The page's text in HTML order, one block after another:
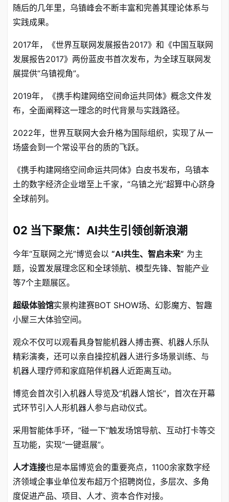
随后的几年里，乌镇峰会不断丰富和完善其理论体系与
实践成果。
2017年，《世界互联网发展报告2017》和《中国互联网
发展报告2017》两份蓝皮书首次发布，为全球互联网发
展提供“乌镇视角”。
2019年，《携手构建网络空间命运共同体》概念文件发
布，全面阐释这一理念的时代背景与实践路径。
2022年，世界互联网大会升格为国际组织，实现了从一
场盛会到一个常设平台的质的飞跃。
《携手构建网络空间命运共同体》白皮书发布，乌镇本
土的数字经济企业增至上千家，“乌镇之光”超算中心跻身
全球前列 。
02 当下聚焦：AI共生引领创新浪潮
今年“互联网之光”博览会以 “AI共生、智启未来” 为主
题，设置发展理念区和全球领航、模型先锋、智能产业
等7个主题展区。
超级体验馆实景构建赛BOT SHOW场、幻影魔方、智趣
小屋三大体验空间。
观众不仅可以观看具身智能机器人搏击赛、机器人乐队
精彩演奏，还可以亲自操控机器人进行多场景训练、与
机器人理疗师和家庭陪伴机器人近距离互动。
博览会首次引入机器人导览及“机器人馆长”，首次在开幕
式环节引入人形机器人参与启动仪式。
采用智能体手环，“碰一下”触发场馆导航、互动打卡等交
互功能，实现“一键逛展”。
人才连接也是本届博览会的重要亮点，1100余家数字经
济领域企事业单位发布超万个招聘岗位，多层次、多角
度促进产品、项目、人才、资本合作对接。